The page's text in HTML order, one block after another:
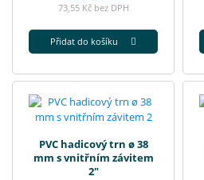
73,55 Kč bez DPH
Přidat do košíku
PVC hadicový trn ø 38
mm s vnitřním závitem
2"